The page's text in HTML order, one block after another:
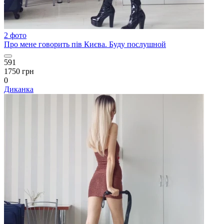
2 фото
Про мене говорить пів Києва. Буду послушной
591
1750 грн
0
Диканка